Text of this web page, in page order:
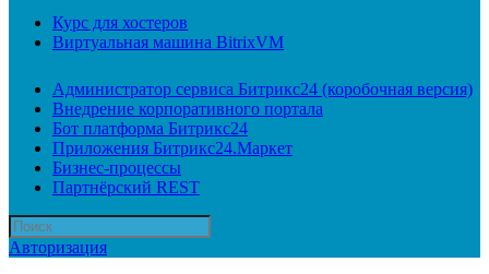
Курс для хостеров
Виртуальная машина BitrixVM
Администратор сервиса Битрикс24 (коробочная версия)
Внедрение корпоративного портала
Бот платформа Битрикс24
Приложения Битрикс24.Маркет
Бизнес-процессы
Партнёрский REST
Авторизация